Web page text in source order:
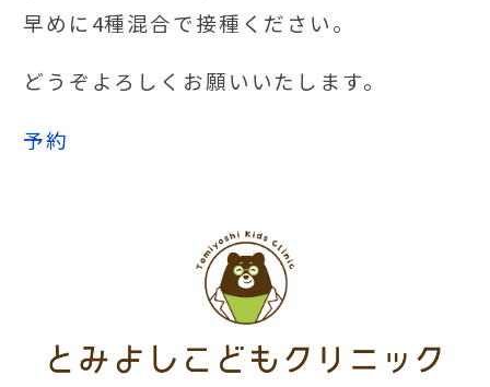
早めに4種混合で接種ください。
どうぞよろしくお願いいたします。
予約